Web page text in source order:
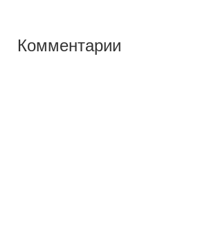
Комментарии